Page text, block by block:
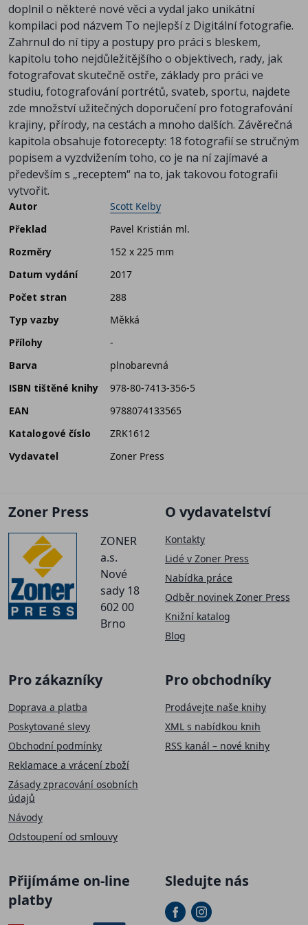
doplnil o některé nové věci a vydal jako unikátní
kompilaci pod názvem To nejlepší z Digitální fotografie.
Zahrnul do ní tipy a postupy pro práci s bleskem,
kapitolu toho nejdůležitějšího o objektivech, rady, jak
fotografovat skutečně ostře, základy pro práci ve
studiu, fotografování portrétů, svateb, sportu, najdete
zde množství užitečných doporučení pro fotografování
krajiny, přírody, na cestách a mnoho dalších. Závěrečná
kapitola obsahuje fotorecepty: 18 fotografií se stručným
popisem a vyzdvižením toho, co je na ní zajímavé a
především s „receptem“ na to, jak takovou fotografii
vytvořit.
Autor
Scott Kelby
Překlad
Pavel Kristián ml.
Rozměry
152 x 225 mm
Datum vydání
2017
Počet stran
288
Typ vazby
Měkká
Přílohy
-
Barva
plnobarevná
ISBN tištěné knihy
978-80-7413-356-5
EAN
9788074133565
Katalogové číslo
ZRK1612
Vydavatel
Zoner Press
Zoner Press
ZONER
a.s.
Nové
sady 18
602 00
Brno
O vydavatelství
Kontakty
Lidé v Zoner Press
Nabídka práce
Odběr novinek Zoner Press
Knižní katalog
Blog
Pro zákazníky
Doprava a platba
Poskytované slevy
Obchodní podmínky
Reklamace a vrácení zboží
Zásady zpracování osobních
údajů
Návody
Odstoupení od smlouvy
Pro obchodníky
Prodávejte naše knihy
XML s nabídkou knih
RSS kanál – nové knihy
Přijímáme on-line
platby
Sledujte nás